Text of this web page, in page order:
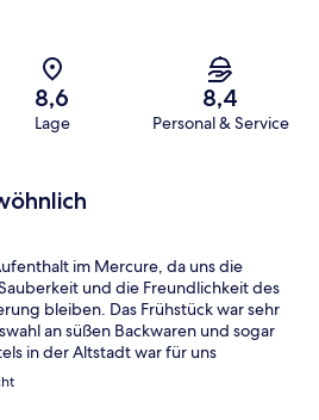
8,6
Lage
8,4
Personal & Service
im Mercure, da uns die
und die Freundlichkeit des
bleiben. Das Frühstück war sehr
an süßen Backwaren und sogar
in der Altstadt war für uns
gut gefallen hat uns: Die Zimmer
intensiven Farben der Möbel waren